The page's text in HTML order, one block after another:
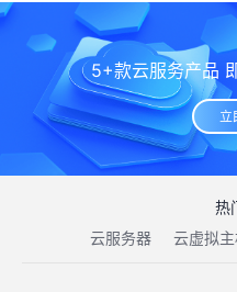
5+款云服务产品
立
热
云服务器
云虚拟